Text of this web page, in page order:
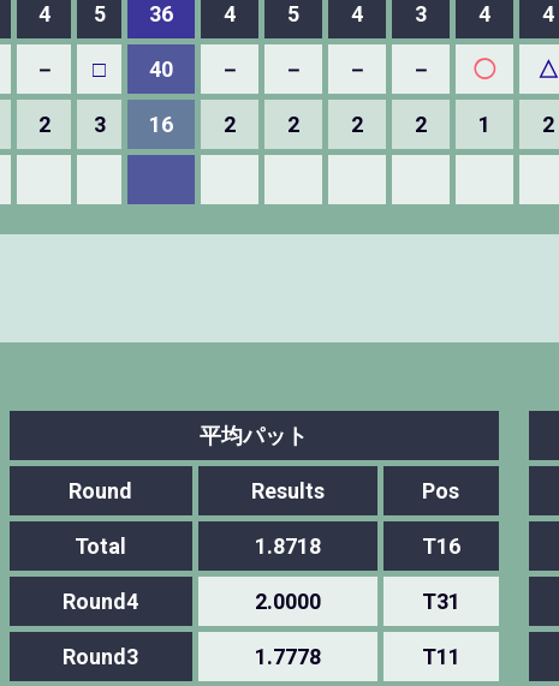
4 5 36 4 5 4 3 4 4
－ □ 40 － － － － ◯ △
2 3 16 2 2 2 2 1 2
平均パット
Round Results Pos
Total 1.8718 T16
Round4 2.0000 T31
Round3 1.7778 T11